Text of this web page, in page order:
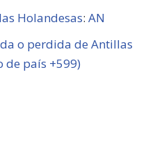
Holandesas:AN
o perdida de Antillas
de país +599)